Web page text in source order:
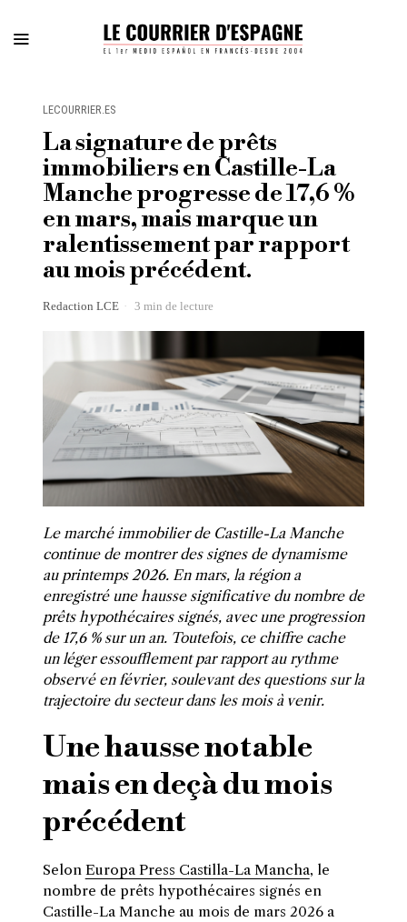
LECOURRIER.ES
La signature de prêts
immobiliers en Castille-La
Manche progresse de 17,6 %
en mars, mais marque un
ralentissement par rapport
au mois précédent.
Redaction LCE 3 min de lecture
Le marché immobilier de Castille-La Manche
continue de montrer des signes de dynamisme
au printemps 2026. En mars, la région a
enregistré une hausse significative du nombre de
prêts hypothécaires signés, avec une progression
de 17,6 % sur un an. Toutefois, ce chiffre cache
un léger essoufflement par rapport au rythme
observé en février, soulevant des questions sur la
trajectoire du secteur dans les mois à venir.
Une hausse notable
mais en deçà du mois
précédent
Selon Europa Press Castilla-La Mancha, le
nombre de prêts hypothécaires signés en
Castille-La Manche au mois de mars 2026 a